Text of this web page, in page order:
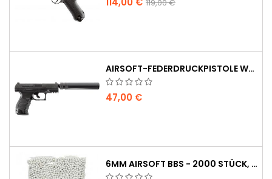
119,00 €
AIRSOFT-FEDERDRUCKPISTOLE WALTHER PPQ NAVY MIT SCHALLDÄMPFER
47,00 €
6MM AIRSOFT BBS - 2000 STÜCK, 0,20G, HOHE QUALITÄT